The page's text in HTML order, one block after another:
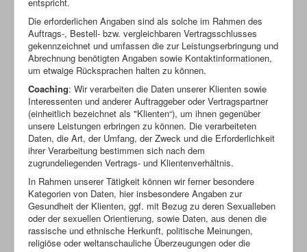
Die erforderlichen Angaben sind als solche im Rahmen des
Auftrags-, Bestell- bzw. vergleichbaren Vertragsschlusses
gekennzeichnet und umfassen die zur Leistungserbringung und
Abrechnung benötigten Angaben sowie Kontaktinformationen,
um etwaige Rücksprachen halten zu können.
Coaching: Wir verarbeiten die Daten unserer Klienten sowie
Interessenten und anderer Auftraggeber oder Vertragspartner
(einheitlich bezeichnet als "Klienten“), um ihnen gegenüber
unsere Leistungen erbringen zu können. Die verarbeiteten
Daten, die Art, der Umfang, der Zweck und die Erforderlichkeit
ihrer Verarbeitung bestimmen sich nach dem
zugrundeliegenden Vertrags- und Klientenverhältnis.
In Rahmen unserer Tätigkeit können wir ferner besondere
Kategorien von Daten, hier insbesondere Angaben zur
Gesundheit der Klienten, ggf. mit Bezug zu deren Sexualleben
oder der sexuellen Orientierung, sowie Daten, aus denen die
rassische und ethnische Herkunft, politische Meinungen,
religiöse oder weltanschauliche Überzeugungen oder die